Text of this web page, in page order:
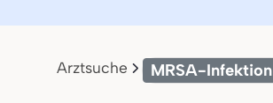
Arztsuche MRSA-Infektion